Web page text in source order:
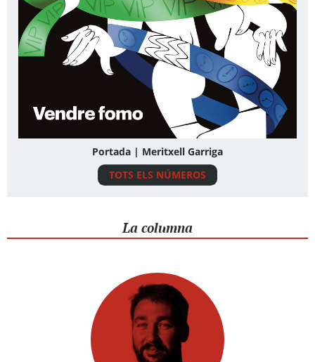
Portada | Meritxell Garriga
TOTS ELS NÚMEROS
La columna